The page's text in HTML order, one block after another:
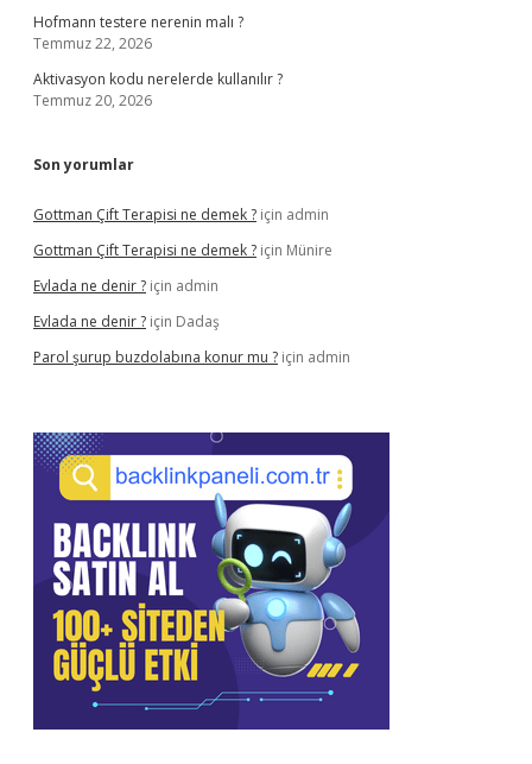
Hofmann testere nerenin malı ?
Temmuz 22, 2026
Aktivasyon kodu nerelerde kullanılır ?
Temmuz 20, 2026
Son yorumlar
Gottman Çift Terapisi ne demek ? için admin
Gottman Çift Terapisi ne demek ? için Münire
Evlada ne denir ? için admin
Evlada ne denir ? için Dadaş
Parol şurup buzdolabına konur mu ? için admin